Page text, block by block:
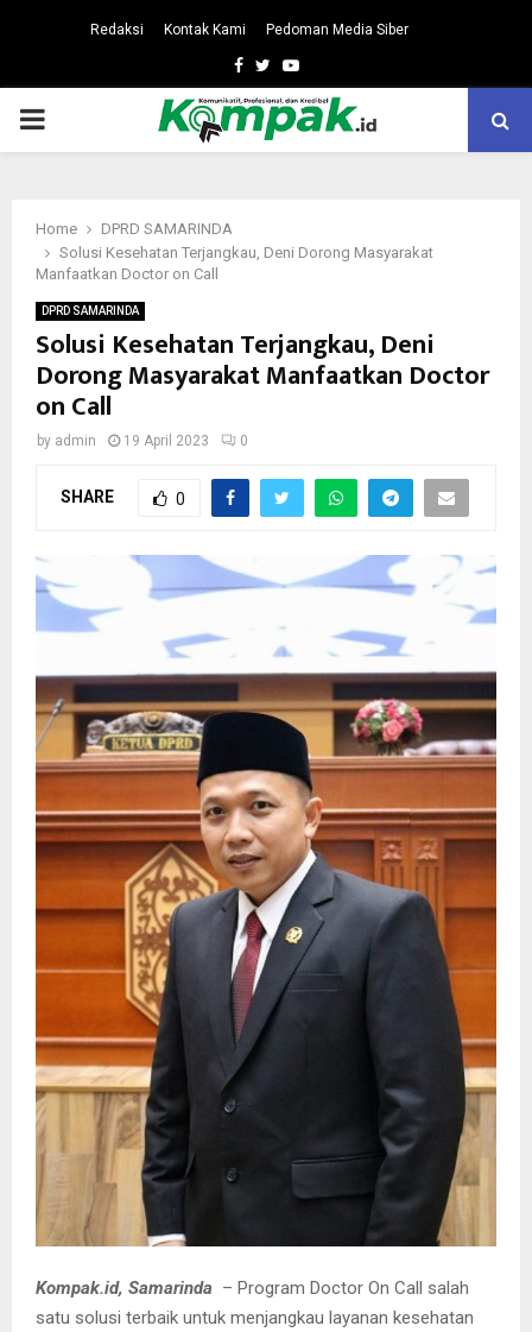
Redaksi Kontak Kami Pedoman Media Siber
Facebook
TwitterYoutube
PRIMARY
Home
DPRD SAMARINDA
Solusi Kesehatan Terjangkau, Deni Dorong Masyarakat
Manfaatkan Doctor on Call
DPRD SAMARINDA
Solusi Kesehatan Terjangkau, Deni
Dorong Masyarakat Manfaatkan Doctor
on Call
by admin 19 April 2023 0
SHARE 0
Kompak.id, Samarinda – Program Doctor On Call salah
satu solusi terbaik untuk menjangkau layanan kesehatan